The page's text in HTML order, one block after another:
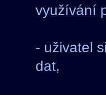
využívání
- uživatel
dat,